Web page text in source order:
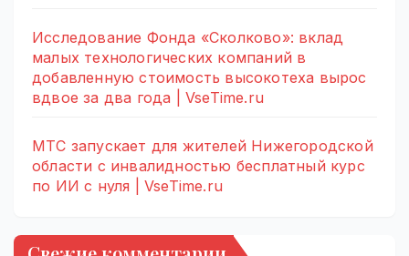
Исследование Фонда «Сколково»: вклад
малых технологических компаний в
добавленную стоимость высокотеха вырос
вдвое за два года | VseTime.ru
МТС запускает для жителей Нижегородской
области с инвалидностью бесплатный курс
по ИИ с нуля | VseTime.ru